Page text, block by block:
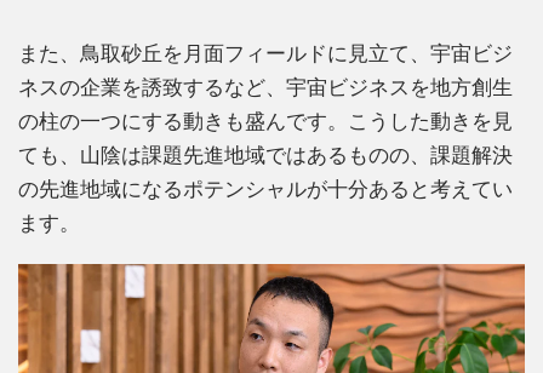
また、鳥取砂丘を月面フィールドに見立て、宇宙ビジ
ネスの企業を誘致するなど、宇宙ビジネスを地方創生
の柱の一つにする動きも盛んです。こうした動きを見
ても、山陰は課題先進地域ではあるものの、課題解決
の先進地域になるポテンシャルが十分あると考えてい
ます。